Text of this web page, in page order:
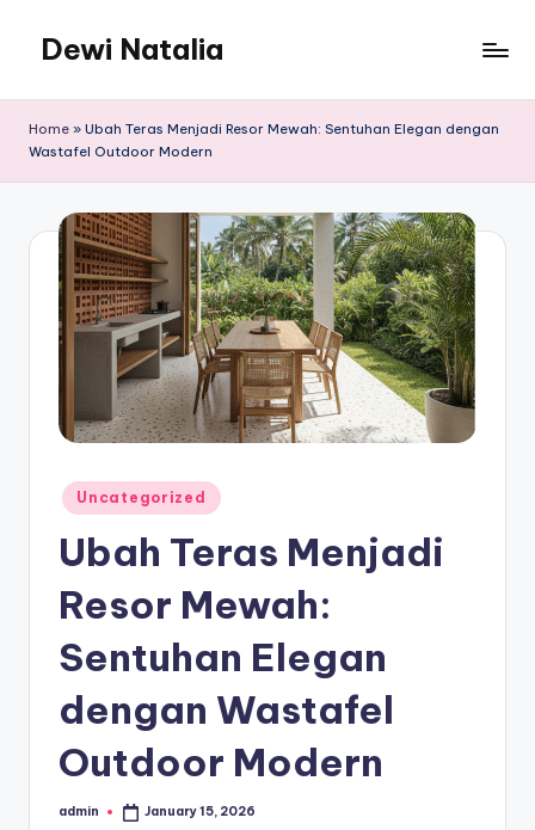
content
Dewi Natalia
Informatif
Home » Ubah Teras Menjadi Resor Mewah: Sentuhan Elegan dengan
Wastafel Outdoor Modern
Posted
in
Uncategorized
Ubah Teras Menjadi
Resor Mewah:
Sentuhan Elegan
dengan Wastafel
Outdoor Modern
Posted
admin January 15, 2026